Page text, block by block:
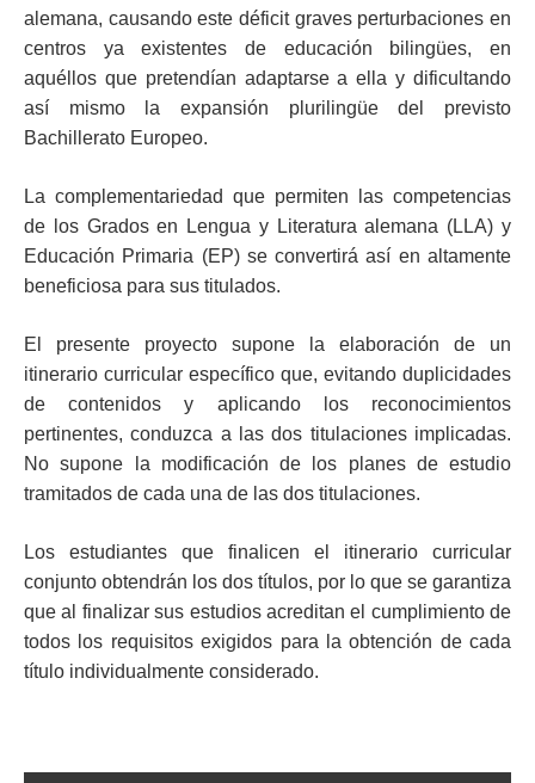
alemana, causando este déficit graves perturbaciones en
centros ya existentes de educación bilingües, en
aquéllos que pretendían adaptarse a ella y dificultando
así mismo la expansión plurilingüe del previsto
Bachillerato Europeo.
La complementariedad que permiten las competencias
de los Grados en Lengua y Literatura alemana (LLA) y
Educación Primaria (EP) se convertirá así en altamente
beneficiosa para sus titulados.
El presente proyecto supone la elaboración de un
itinerario curricular específico que, evitando duplicidades
de contenidos y aplicando los reconocimientos
pertinentes, conduzca a las dos titulaciones implicadas.
No supone la modificación de los planes de estudio
tramitados de cada una de las dos titulaciones.
Los estudiantes que finalicen el itinerario curricular
conjunto obtendrán los dos títulos, por lo que se garantiza
que al finalizar sus estudios acreditan el cumplimiento de
todos los requisitos exigidos para la obtención de cada
título individualmente considerado.